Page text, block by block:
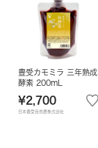
豊受カモミラ 三年熟成
酵素 200mL
¥2,700
日本豊受自然農株式会社